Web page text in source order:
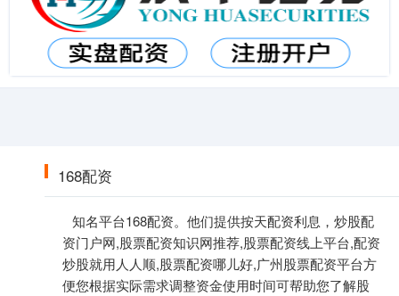
168配资
知名平台168配资。他们提供按天配资利息，炒股配
资门户网,股票配资知识网推荐,股票配资线上平台,配资
炒股就用人人顺,股票配资哪儿好,广州股票配资平台方
便您根据实际需求调整资金使用时间可帮助您了解股